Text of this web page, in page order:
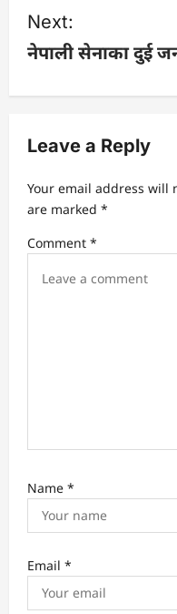
s
t
n
a
v
i
g
Next:
नेपाली सेनाका दुई
Leave a Reply
Your email address will
are marked *
Comment *
Name *
Email *